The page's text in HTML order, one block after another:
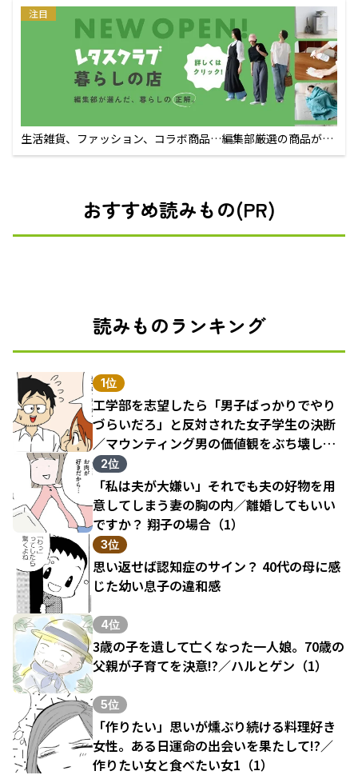
注目
生活雑貨、ファッション、コラボ商品…編集部厳選の商品が買
えるECサイト
おすすめ読みもの(PR)
読みものランキング
1位
工学部を志望したら「男子ばっかりでやり
づらいだろ」と反対された女子学生の決断
／マウンティング男の価値観をぶち壊した
結果（1）
2位
「私は夫が大嫌い」それでも夫の好物を用
意してしまう妻の胸の内／離婚してもいい
ですか？ 翔子の場合（1）
3位
思い返せば認知症のサイン？ 40代の母に感
じた幼い息子の違和感
4位
3歳の子を遺して亡くなった一人娘。70歳の
父親が子育てを決意!?／ハルとゲン（1）
5位
「作りたい」思いが燻ぶり続ける料理好き
女性。ある日運命の出会いを果たして!?／
作りたい女と食べたい女1（1）